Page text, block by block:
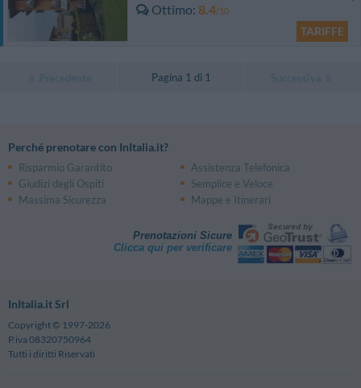
Ottimo 8.4/10
TARIFFE
Pagina 1 di 1
Perché prenotare con InItalia.it?
Risparmio Garantito
Assistenza Telefonica
Giudizi degli Ospiti
Semplice e Veloce
Massima Sicurezza
Mappe e Itinerari
Prenotazioni Sicure
Clicca qui per verificare
InItalia.it Srl
Copyright © 1997-2026
P.iva 08320750964
Tutti i diritti Riservati